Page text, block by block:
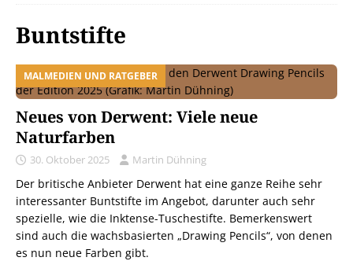
Buntstifte
MALMEDIEN UND RATGEBER
Neues von Derwent: Viele neue
Naturfarben
30. Oktober 2025 Martin Dühning
Der britische Anbieter Derwent hat eine ganze Reihe sehr
interessanter Buntstifte im Angebot, darunter auch sehr
spezielle, wie die Inktense-Tuschestifte. Bemerkenswert
sind auch die wachsbasierten „Drawing Pencils“, von denen
es nun neue Farben gibt.